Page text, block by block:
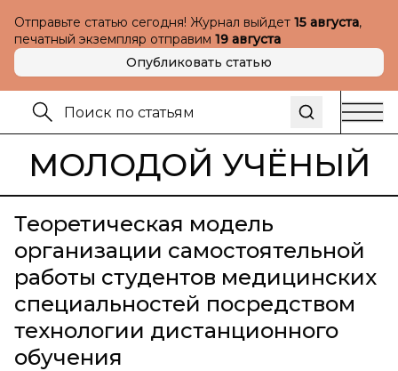
Отправьте статью сегодня! Журнал выйдет 15 августа,
печатный экземпляр отправим 19 августа
Опубликовать статью
МОЛОДОЙ УЧЁНЫЙ
Теоретическая модель
организации самостоятельной
работы студентов медицинских
специальностей посредством
технологии дистанционного
обучения